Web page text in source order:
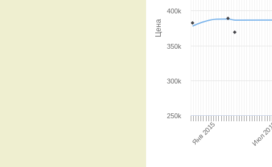
Цена
Янв 2015 Июл
250k
300k
350k
400k